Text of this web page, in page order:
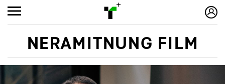
NERAMITNUNG FILM